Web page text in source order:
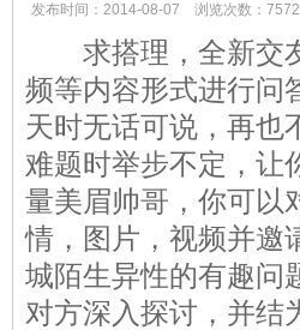
发布时间：2014-08-07 浏览次数：
求搭理，全新交友
频等内容形式进行问
天时无话可说，再也
难题时举步不定，让
量美眉帅哥，你可以
情，图片，视频并邀
城陌生异性的有趣问
对方深入探讨，并结